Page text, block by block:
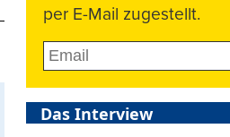
per E-Mail zugestellt.
Das Interview